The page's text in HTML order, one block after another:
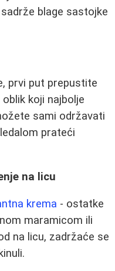
blage sastojke
prvi put prepustite
koji najbolje
sami održavati
prateći
na licu
krema - ostatke
maramicom ili
na licu, zadržaće se